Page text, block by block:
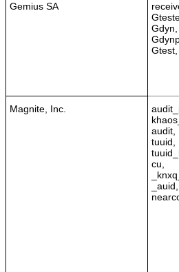
Gemius SA
Gdyn,
Gtest,
Magnite, Inc.
audit,
tuuid,
cu,
_auid,